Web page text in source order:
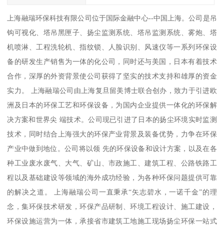
上海融瑞环保科技有限公司位于国际金融中心--中国上海。公司是吊
钩可视化、塔吊黑匣子、扬尘监测系统、塔吊监测系统、雾炮、塔
机喷淋、工程洗轮机、指纹锁、人脸识别、风速仪等一系列环保设
备的研发生产销售为一体的化公司，同时还与美国，日本有着技术
合作，深厚的外资背景使公司获得了坚实的技术支持和雄厚的资金
实力。 上海融瑞公司由上海复旦留美博士联合创办，致力于引进欧
洲及日本的环保工艺和环保设备，为国内企业提供一体化的环保解
决方案和世界尖 端技术。公司现已引进了日本的扬尘环境实时监测
技术，同时结合上海强大的环保产业背景及装备优势，力争在环保
产业中做到地位。公司将以领 先的环保设备和设计方案，以及在各
种工业废水废气、大气、矿山、市政施工、建筑工程、公路铁路工
程以及基础建设等领域的海外成功经验，为各种环保问题提供可靠
的解决之道。 上海融瑞公司一直秉承“矢志碧水，一诺千金”的理
念，集环保技术研发，环保产品研制、环境工程设计、施工建设，
环保设施运营为一体，承接省市建筑工地施工现场扬尘环保一站式